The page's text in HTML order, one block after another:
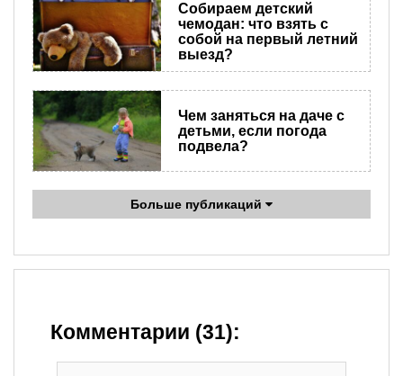
Собираем детский
чемодан: что взять с
собой на первый летний
выезд?
Чем заняться на даче с
детьми, если погода
подвела?
Больше публикаций
Комментарии (31):